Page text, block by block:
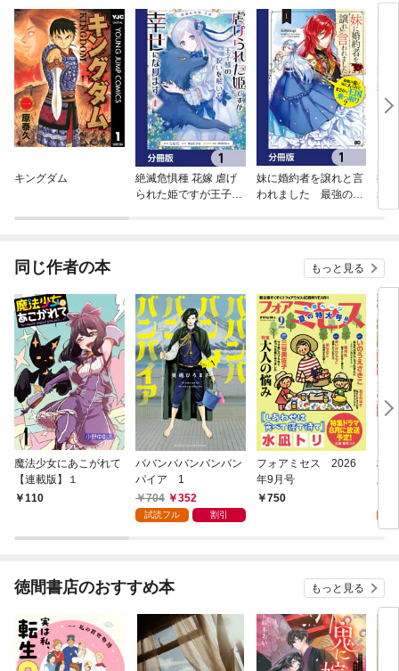
キングダム
絶滅危惧種 花嫁 虐げ
られた姫ですが王子様
妹に婚約者を譲れと言
われました 最強の竜
推
れ
同じ作者の本 もっと見る
魔法少女にあこがれて
【連載版】１
110
ババンババンバンバン
パイア 1
704
352
試読フル 割引
フォアミセス 2026
年9月号
750
林
版 1
徳間書店のおすすめ本 もっと見る